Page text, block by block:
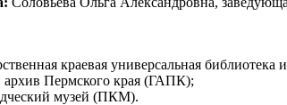
краевая универсальная
архив Пермского края (ГАПК);
музей (ПКМ).